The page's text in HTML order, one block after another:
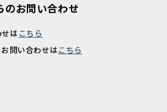
のお問い合わせ
は こちら
問い合わせはこちら